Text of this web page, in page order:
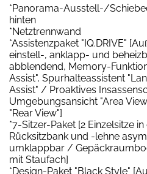
*Panorama-Ausstell-/
hinten
*Netztrennwand
*Assistenzpaket "IQ.DRIVE"
einstell-, anklapp- und
abblendend, Memory-
Assist", Spurhalteassistent
Assist" / Proaktives
Umgebungsansicht "Area
"Rear View"]
*7-Sitzer-Paket [2 Einzelsitze
Rücksitzbank und -lehne
umklappbar /
mit Staufach]
*Design-Paket "Black Style"